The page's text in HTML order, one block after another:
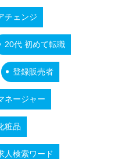
チェンジ
20代 初めて転職
登録販売者
ネージャー
粧品
人検索ワード